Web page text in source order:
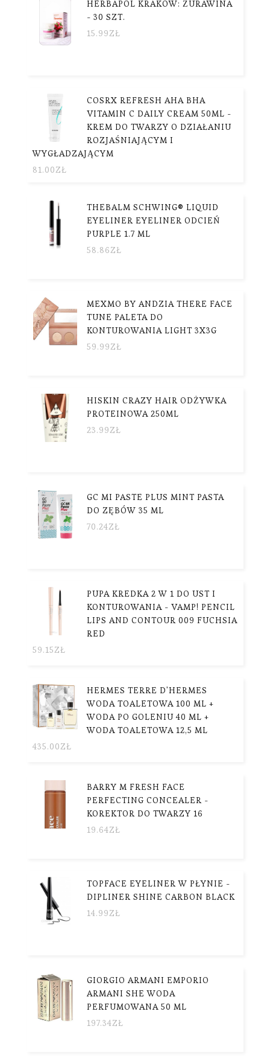
HERBAPOL KRAKÓW: ŻURAWINA
- 30 SZT.
15.99ZŁ
COSRX REFRESH AHA BHA
VITAMIN C DAILY CREAM 50ML -
KREM DO TWARZY O DZIAŁANIU
ROZJAŚNIAJĄCYM I
WYGŁADZAJĄCYM
81.00ZŁ
THEBALM SCHWING® LIQUID
EYELINER EYELINER ODCIEŃ
PURPLE 1.7 ML
58.86ZŁ
MEXMO BY ANDZIA THERE FACE
TUNE PALETA DO
KONTUROWANIA LIGHT 3X3G
59.99ZŁ
HISKIN CRAZY HAIR ODŻYWKA
PROTEINOWA 250ML
23.99ZŁ
GC MI PASTE PLUS MINT PASTA
DO ZĘBÓW 35 ML
70.24ZŁ
PUPA KREDKA 2 W 1 DO UST I
KONTUROWANIA - VAMP! PENCIL
LIPS AND CONTOUR 009 FUCHSIA
RED
59.15ZŁ
HERMES TERRE D'HERMES
WODA TOALETOWA 100 ML +
WODA PO GOLENIU 40 ML +
WODA TOALETOWA 12,5 ML
435.00ZŁ
BARRY M FRESH FACE
PERFECTING CONCEALER -
KOREKTOR DO TWARZY 16
19.64ZŁ
TOPFACE EYELINER W PŁYNIE -
DIPLINER SHINE CARBON BLACK
14.99ZŁ
GIORGIO ARMANI EMPORIO
ARMANI SHE WODA
PERFUMOWANA 50 ML
197.34ZŁ